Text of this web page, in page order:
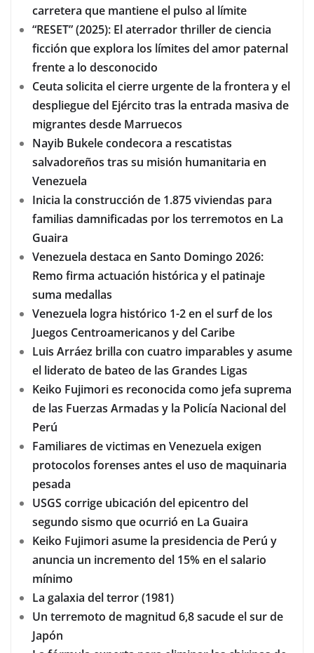
carretera que mantiene el pulso al límite
“RESET” (2025): El aterrador thriller de ciencia
ficción que explora los límites del amor paternal
frente a lo desconocido
Ceuta solicita el cierre urgente de la frontera y el
despliegue del Ejército tras la entrada masiva de
migrantes desde Marruecos
Nayib Bukele condecora a rescatistas
salvadoreños tras su misión humanitaria en
Venezuela
Inicia la construcción de 1.875 viviendas para
familias damnificadas por los terremotos en La
Guaira
Venezuela destaca en Santo Domingo 2026:
Remo firma actuación histórica y el patinaje
suma medallas
Venezuela logra histórico 1-2 en el surf de los
Juegos Centroamericanos y del Caribe
Luis Arráez brilla con cuatro imparables y asume
el liderato de bateo de las Grandes Ligas
Keiko Fujimori es reconocida como jefa suprema
de las Fuerzas Armadas y la Policía Nacional del
Perú
Familiares de victimas en Venezuela exigen
protocolos forenses antes el uso de maquinaria
pesada
USGS corrige ubicación del epicentro del
segundo sismo que ocurrió en La Guaira
Keiko Fujimori asume la presidencia de Perú y
anuncia un incremento del 15% en el salario
mínimo
La galaxia del terror (1981)
Un terremoto de magnitud 6,8 sacude el sur de
Japón